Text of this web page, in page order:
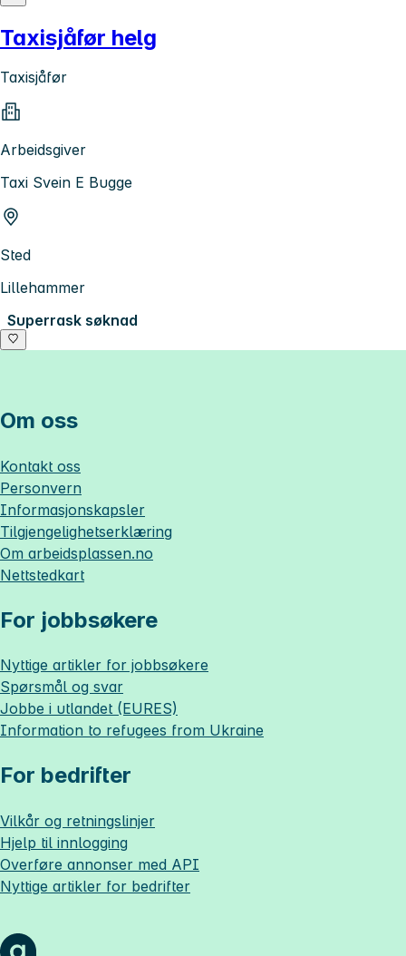
Taxisjåfør helg
Taxisjåfør
Arbeidsgiver
Taxi Svein E Bugge
Sted
Lillehammer
Superrask søknad
Om oss
Kontakt oss
Personvern
Informasjonskapsler
Tilgjengelighetserklæring
Om arbeidsplassen.no
Nettstedkart
For jobbsøkere
Nyttige artikler for jobbsøkere
Spørsmål og svar
Jobbe i utlandet (EURES)
Information to refugees from Ukraine
For bedrifter
Vilkår og retningslinjer
Hjelp til innlogging
Overføre annonser med API
Nyttige artikler for bedrifter